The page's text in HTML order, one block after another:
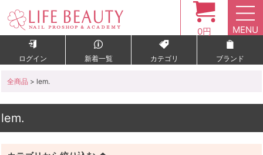
0円 MENU
ログイン 新着一覧 カテゴリ ブランド
全商品 > lem.
lem.